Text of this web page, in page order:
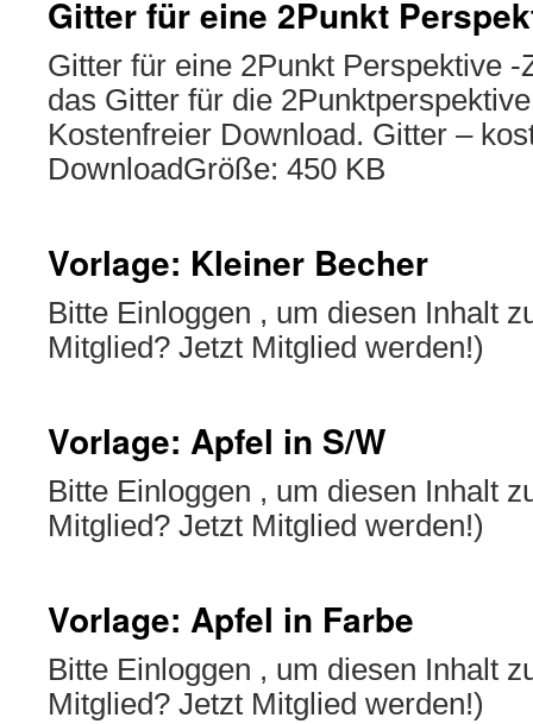
Gitter für eine 2Punkt
Gitter für eine 2Punkt Perspektive
das Gitter für die
Kostenfreier Download. Gitter –
DownloadGröße: 450 KB
Vorlage: Kleiner Becher
Bitte Einloggen , um diesen Inhalt
Mitglied? Jetzt Mitglied werden!)
Vorlage: Apfel in S/W
Bitte Einloggen , um diesen Inhalt
Mitglied? Jetzt Mitglied werden!)
Vorlage: Apfel in Farbe
Bitte Einloggen , um diesen Inhalt
Mitglied? Jetzt Mitglied werden!)